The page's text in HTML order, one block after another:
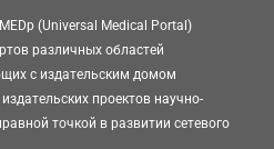
(Universal Medical Portal)
различных областей
с издательским домом
проектов научно-
точкой в развитии сетевого